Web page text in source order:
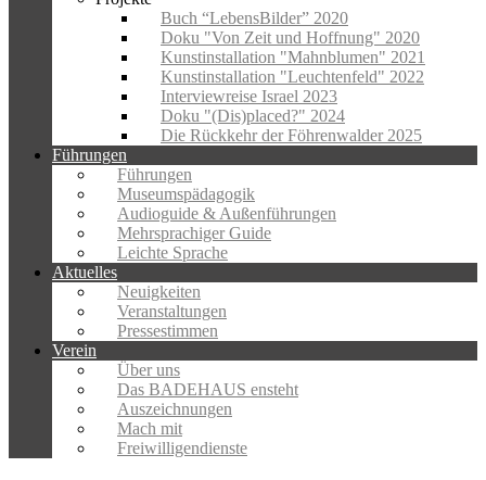
Buch “LebensBilder” 2020
Doku "Von Zeit und Hoffnung" 2020
Kunstinstallation "Mahnblumen" 2021
Kunstinstallation "Leuchtenfeld" 2022
Interviewreise Israel 2023
Doku "(Dis)placed?" 2024
Die Rückkehr der Föhrenwalder 2025
Führungen
Führungen
Museumspädagogik
Audioguide & Außenführungen
Mehrsprachiger Guide
Leichte Sprache
Aktuelles
Neuigkeiten
Veranstaltungen
Pressestimmen
Verein
Über uns
Das BADEHAUS ensteht
Auszeichnungen
Mach mit
Freiwilligendienste